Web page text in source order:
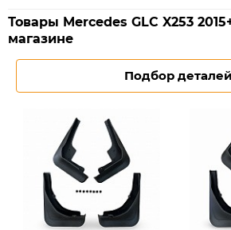
Товары Mercedes GLC X253
магазине
Подбор деталей